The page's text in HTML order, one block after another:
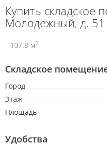
Купить
Молодежный, д. 51
107.8 м2
Складское
Город
Этаж
Площадь
Удобства